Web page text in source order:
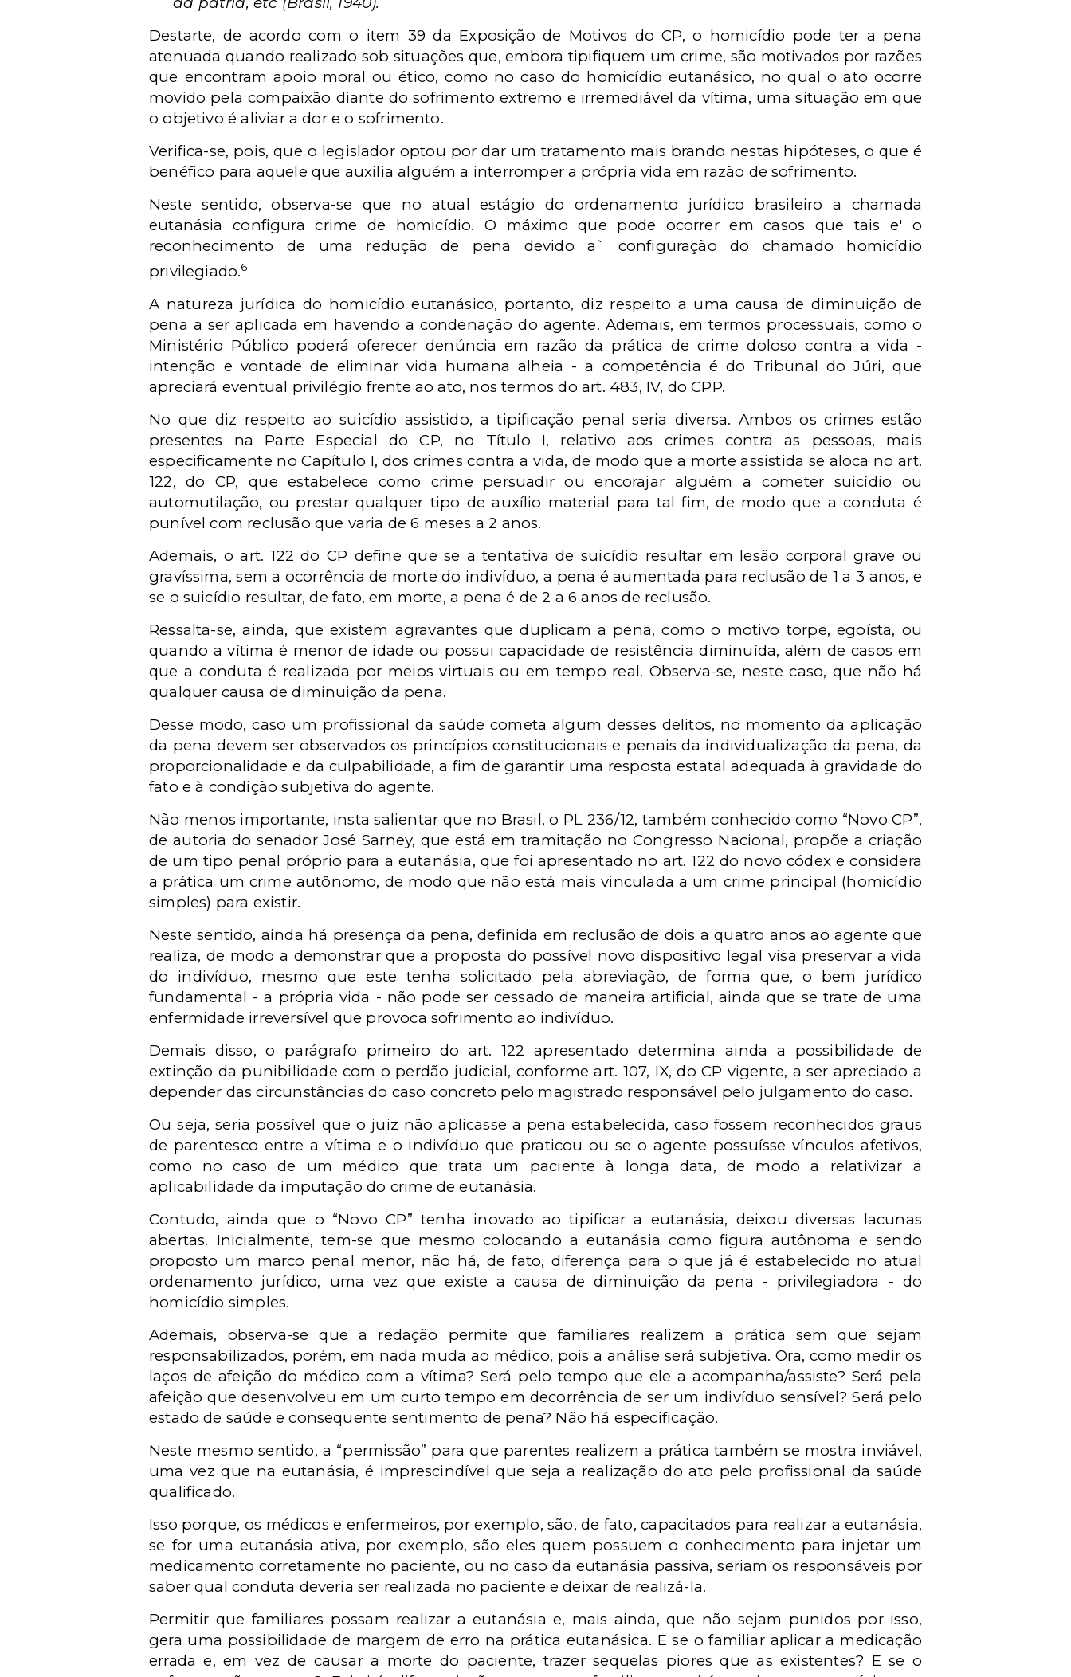
Destarte, de acordo com o item 39 da Exposição de Motivos do CP, o homicídio pode ter a pena
atenuada quando realizado sob situações que, embora tipifiquem um crime, são motivados por razões
que encontram apoio moral ou ético, como no caso do homicídio eutanásico, no qual o ato ocorre
movido pela compaixão diante do sofrimento extremo e irremediável da vítima, uma situação em que
o objetivo é aliviar a dor e o sofrimento.
Verifica-se, pois, que o legislador optou por dar um tratamento mais brando nestas hipóteses, o que é
benéfico para aquele que auxilia alguém a interromper a própria vida em razão de sofrimento.
Neste sentido, observa-se que no atual estágio do ordenamento jurídico brasileiro a chamada
eutanásia configura crime de homicídio. O máximo que pode ocorrer em casos que tais e' o
reconhecimento de uma redução de pena devido a` configuração do chamado homicídio
privilegiado.6
A natureza jurídica do homicídio eutanásico, portanto, diz respeito a uma causa de diminuição de
pena a ser aplicada em havendo a condenação do agente. Ademais, em termos processuais, como o
Ministério Público poderá oferecer denúncia em razão da prática de crime doloso contra a vida -
intenção e vontade de eliminar vida humana alheia - a competência é do Tribunal do Júri, que
apreciará eventual privilégio frente ao ato, nos termos do art. 483, IV, do CPP.
No que diz respeito ao suicídio assistido, a tipificação penal seria diversa. Ambos os crimes estão
presentes na Parte Especial do CP, no Título I, relativo aos crimes contra as pessoas, mais
especificamente no Capítulo I, dos crimes contra a vida, de modo que a morte assistida se aloca no art.
122, do CP, que estabelece como crime persuadir ou encorajar alguém a cometer suicídio ou
automutilação, ou prestar qualquer tipo de auxílio material para tal fim, de modo que a conduta é
punível com reclusão que varia de 6 meses a 2 anos.
Ademais, o art. 122 do CP define que se a tentativa de suicídio resultar em lesão corporal grave ou
gravíssima, sem a ocorrência de morte do indivíduo, a pena é aumentada para reclusão de 1 a 3 anos, e
se o suicídio resultar, de fato, em morte, a pena é de 2 a 6 anos de reclusão.
Ressalta-se, ainda, que existem agravantes que duplicam a pena, como o motivo torpe, egoísta, ou
quando a vítima é menor de idade ou possui capacidade de resistência diminuída, além de casos em
que a conduta é realizada por meios virtuais ou em tempo real. Observa-se, neste caso, que não há
qualquer causa de diminuição da pena.
Desse modo, caso um profissional da saúde cometa algum desses delitos, no momento da aplicação
da pena devem ser observados os princípios constitucionais e penais da individualização da pena, da
proporcionalidade e da culpabilidade, a fim de garantir uma resposta estatal adequada à gravidade do
fato e à condição subjetiva do agente.
Não menos importante, insta salientar que no Brasil, o PL 236/12, também conhecido como “Novo CP”,
de autoria do senador José Sarney, que está em tramitação no Congresso Nacional, propõe a criação
de um tipo penal próprio para a eutanásia, que foi apresentado no art. 122 do novo códex e considera
a prática um crime autônomo, de modo que não está mais vinculada a um crime principal (homicídio
simples) para existir.
Neste sentido, ainda há presença da pena, definida em reclusão de dois a quatro anos ao agente que
realiza, de modo a demonstrar que a proposta do possível novo dispositivo legal visa preservar a vida
do indivíduo, mesmo que este tenha solicitado pela abreviação, de forma que, o bem jurídico
fundamental - a própria vida - não pode ser cessado de maneira artificial, ainda que se trate de uma
enfermidade irreversível que provoca sofrimento ao indivíduo.
Demais disso, o parágrafo primeiro do art. 122 apresentado determina ainda a possibilidade de
extinção da punibilidade com o perdão judicial, conforme art. 107, IX, do CP vigente, a ser apreciado a
depender das circunstâncias do caso concreto pelo magistrado responsável pelo julgamento do caso.
Ou seja, seria possível que o juiz não aplicasse a pena estabelecida, caso fossem reconhecidos graus
de parentesco entre a vítima e o indivíduo que praticou ou se o agente possuísse vínculos afetivos,
como no caso de um médico que trata um paciente à longa data, de modo a relativizar a
aplicabilidade da imputação do crime de eutanásia.
Contudo, ainda que o “Novo CP” tenha inovado ao tipificar a eutanásia, deixou diversas lacunas
abertas. Inicialmente, tem-se que mesmo colocando a eutanásia como figura autônoma e sendo
proposto um marco penal menor, não há, de fato, diferença para o que já é estabelecido no atual
ordenamento jurídico, uma vez que existe a causa de diminuição da pena - privilegiadora - do
homicídio simples.
Ademais, observa-se que a redação permite que familiares realizem a prática sem que sejam
responsabilizados, porém, em nada muda ao médico, pois a análise será subjetiva. Ora, como medir os
laços de afeição do médico com a vítima? Será pelo tempo que ele a acompanha/assiste? Será pela
afeição que desenvolveu em um curto tempo em decorrência de ser um indivíduo sensível? Será pelo
estado de saúde e consequente sentimento de pena? Não há especificação.
Neste mesmo sentido, a “permissão” para que parentes realizem a prática também se mostra inviável,
uma vez que na eutanásia, é imprescindível que seja a realização do ato pelo profissional da saúde
qualificado.
Isso porque, os médicos e enfermeiros, por exemplo, são, de fato, capacitados para realizar a eutanásia,
se for uma eutanásia ativa, por exemplo, são eles quem possuem o conhecimento para injetar um
medicamento corretamente no paciente, ou no caso da eutanásia passiva, seriam os responsáveis por
saber qual conduta deveria ser realizada no paciente e deixar de realizá-la.
Permitir que familiares possam realizar a eutanásia e, mais ainda, que não sejam punidos por isso,
gera uma possibilidade de margem de erro na prática eutanásica. E se o familiar aplicar a medicação
errada e, em vez de causar a morte do paciente, trazer sequelas piores que as existentes? E se o